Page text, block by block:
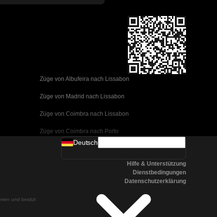
Züge von Albufeira nach Lissabon
Züge von Madrid nach Lissabon
Züge von Coimbra nach Lissabon
Züge von Coimbra nach Porto
Züge von Valencia nach Barcelona
Züge von Malaga nach Barcelona
Züge von Malaga nach Madrid
und besitzt
Deutsch
Hilfe & Unterstützung
Dienstbedingungen
Datenschutzerklärung